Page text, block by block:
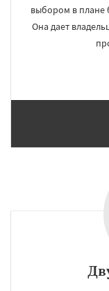
выбором в плане
Она дает